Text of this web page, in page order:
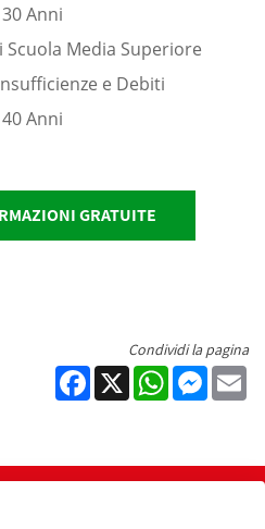
Anni
Media Superiore
e Debiti
Anni
GRATUITE
Condividi la pagina
Facebook
X WhatsApp